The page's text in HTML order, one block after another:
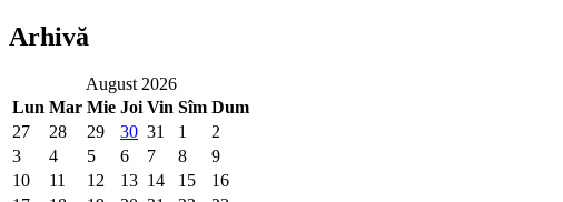
Arhivă
August 2026
Lun Mar Mie Joi Vin Sîm Dum
27
28 29 30 31 1
2
3
4 5 6 7 8
9
10
11 12 13 14 15
16